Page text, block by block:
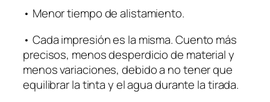
• Menor tiempo de alistamiento.
• Cada impresión es la misma. Cuento más
precisos, menos desperdicio de material y
menos variaciones, debido a no tener que
equilibrar la tinta y el agua durante la tirada.